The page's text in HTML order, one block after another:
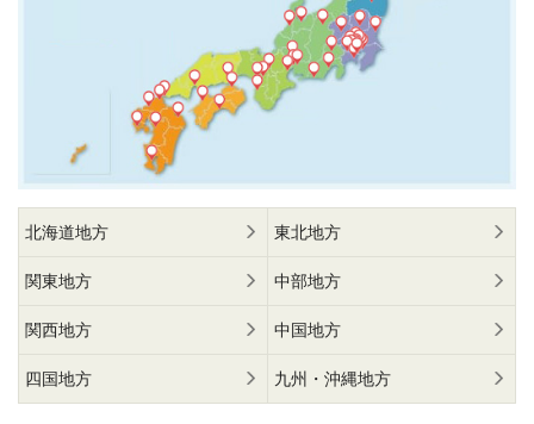
北海道地方 東北地方
関東地方 中部地方
関西地方 中国地方
四国地方 九州・沖縄地方